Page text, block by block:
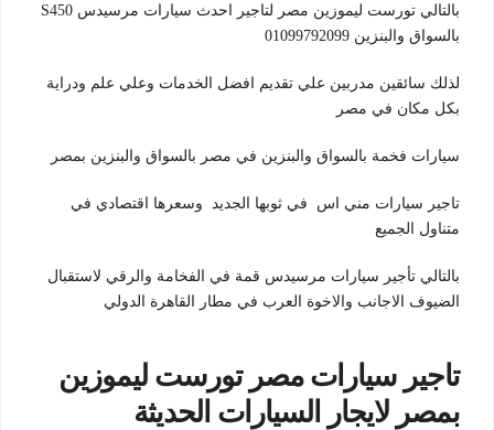
بالتالي تورست ليموزين مصر لتاجير احدث سيارات مرسيدس S450
بالسواق والبنزين 01099792099
لذلك سائقين مدربين علي تقديم افضل الخدمات وعلي علم ودراية
بكل مكان في مصر
سيارات فخمة بالسواق والبنزين في مصر بالسواق والبنزين بمصر
تاجير سيارات مني اس في ثوبها الجديد وسعرها اقتصادي في
متناول الجميع
بالتالي تأجير سيارات مرسيدس قمة في الفخامة والرقي لاستقبال
الضيوف الاجانب والاخوة العرب في مطار القاهرة الدولي
تاجير سيارات مصر تورست ليموزين
بمصر لايجار السيارات الحديثة